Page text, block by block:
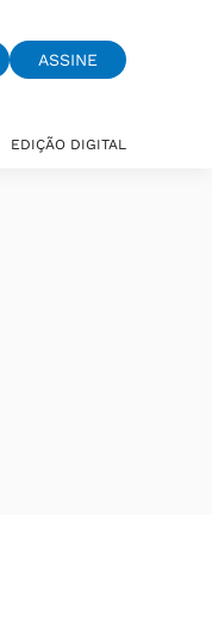
ASSINE
EDIÇÃO DIGITAL